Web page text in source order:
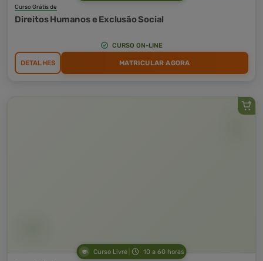
Curso Grátis de
Direitos Humanos e Exclusão Social
CURSO ON-LINE
DETALHES MATRICULAR AGORA
Curso Livre 10 a 60 horas